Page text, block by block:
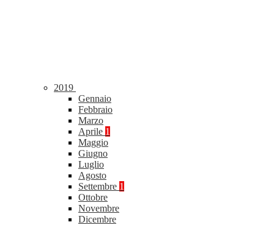
2019
Gennaio
Febbraio
Marzo
Aprile 1
Maggio
Giugno
Luglio
Agosto
Settembre 1
Ottobre
Novembre
Dicembre